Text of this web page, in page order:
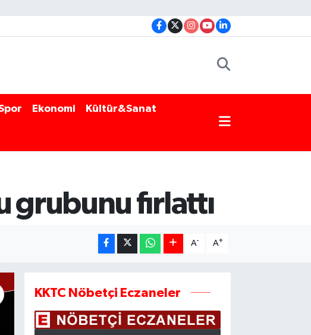
Ekonomi Kültür&Sanat
grubunu fırlattı
A- A+
KKTC Nöbetçi Eczaneler